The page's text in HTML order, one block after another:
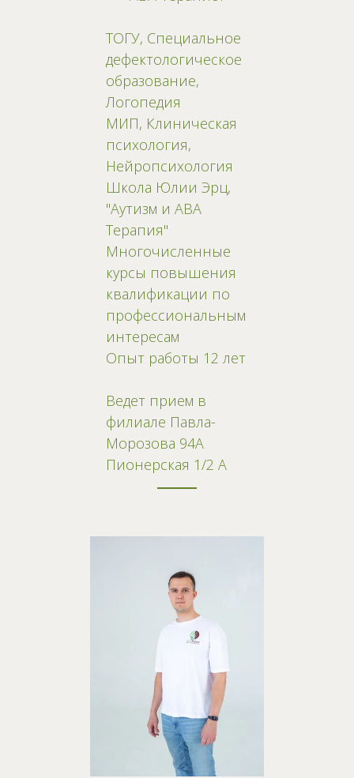
ТОГУ, Специальное
дефектологическое
образование,
Логопедия
МИП, Клиническая
психология,
Нейропсихология
Школа Юлии Эрц,
"Аутизм и АВА
Терапия"
Многочисленные
курсы повышения
квалификации по
профессиональным
интересам
Опыт работы 12 лет
Ведет прием в
филиале Павла-
Морозова 94А
Пионерская 1/2 А